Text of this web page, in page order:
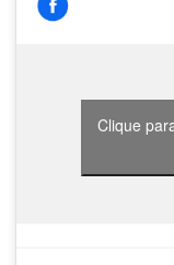
Clique